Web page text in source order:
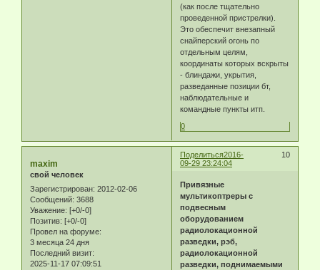
(как после тщательно
проведенной пристрелки).
Это обеспечит внезапный
снайперский огонь по
отдельным целям,
координаты которых вскрыты
- блиндажи, укрытия,
разведанные позиции бт,
наблюдательные и
командные пункты итп.
0
Поделиться 10
2016-
09-29 23:24:04
maxim
свой человек
Зарегистрирован: 2012-02-06
Сообщений: 3688
Уважение: [+0/-0]
Позитив: [+0/-0]
Провел на форуме:
3 месяца 24 дня
Последний визит:
2025-11-17 07:09:51
Привязные
мультикоптреры с
подвесным
оборудованием
радиолокационной
разведки, рэб,
радиолокационной
разведки, поднимаемыми